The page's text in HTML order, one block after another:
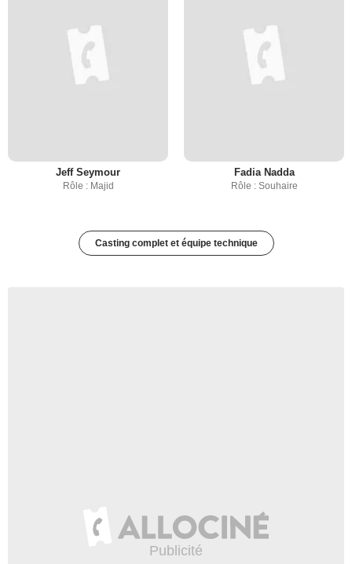
Jeff Seymour
Rôle : Majid
Fadia Nadda
Rôle : Souhaire
Casting complet et équipe technique